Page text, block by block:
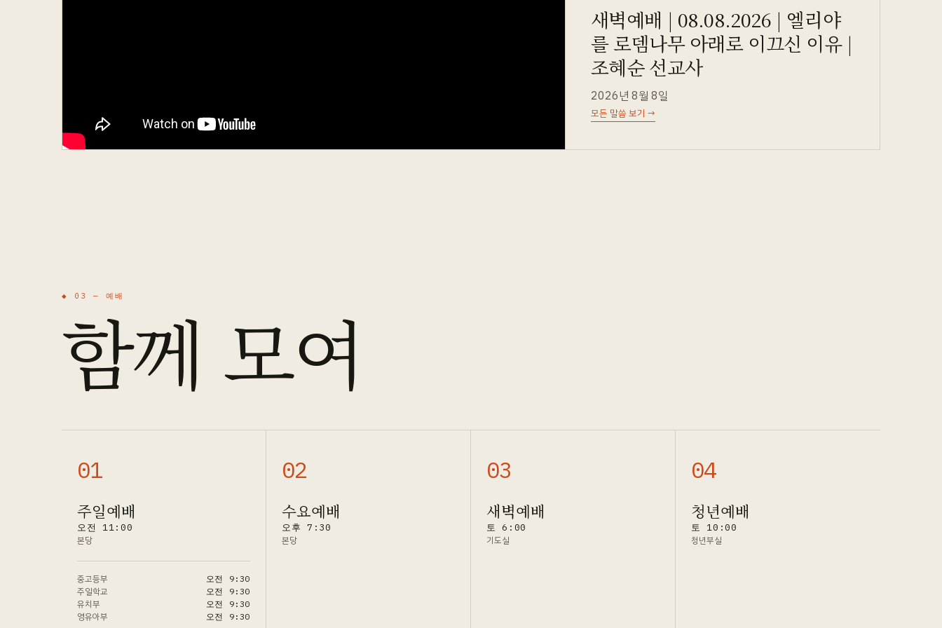
새벽예배 | 08.08.2026 | 엘리야
를 로뎀나무 아래로 이끄신 이유 |
조혜순 선교사
2026년 8월 8일
모든 말씀 보기 →
◆ 03 — 예배
함께 모여
01
주일예배
오전 11:00
본당
중고등부 오전 9:30
주일학교 오전 9:30
유치부 오전 9:30
영유아부 오전 9:30
02
수요예배
오후 7:30
본당
03
새벽예배
토 6:00
기도실
04
청년예배
토 10:00
청년부실